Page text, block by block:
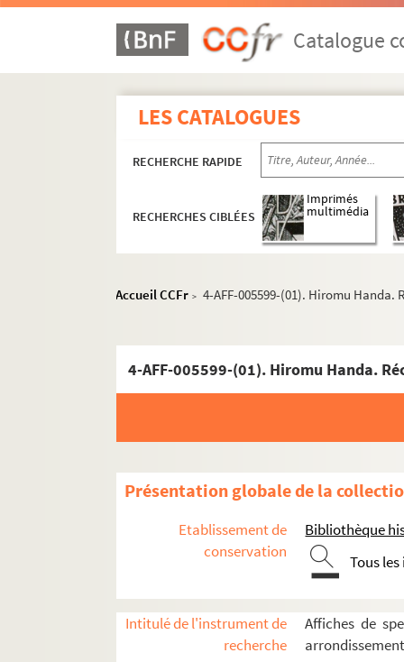
Catalogue
LES CATALOGUES
RECHERCHE RAPIDE
RECHERCHES CIBLÉES
Imprimés
multimédia
Accueil CCFr > 4-AFF-005599-(01). Hiromu Handa.
4-AFF-005599-(01). Hiromu Handa.
Présentation globale de la
Etablissement de
conservation
Bibliothèque
Tous
Intitulé de l'instrument de
recherche
Affiches de